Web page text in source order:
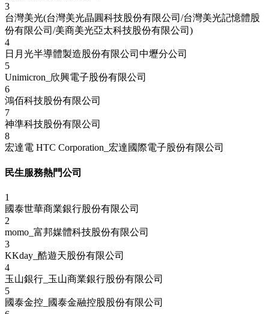
3
台灣美光(台灣美光晶圓科技股份有限公司/台灣美光記憶體股
份有限公司/美商美光亞太科技股份有限公司)
4
日月光半導體製造股份有限公司中壢分公司
5
Unimicron_欣興電子股份有限公司
6
鴻佰科技股份有限公司
7
神準科技股份有限公司
8
宏達電 HTC Corporation_宏達國際電子股份有限公司
民生服務熱門公司
1
國泰世華商業銀行股份有限公司
2
momo_富邦媒體科技股份有限公司
3
KKday_酷遊天股份有限公司
4
玉山銀行_玉山商業銀行股份有限公司
5
國泰金控_國泰金融控股股份有限公司